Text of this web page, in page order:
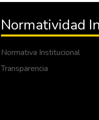
Normatividad
Normativa Institucional
Transparencia